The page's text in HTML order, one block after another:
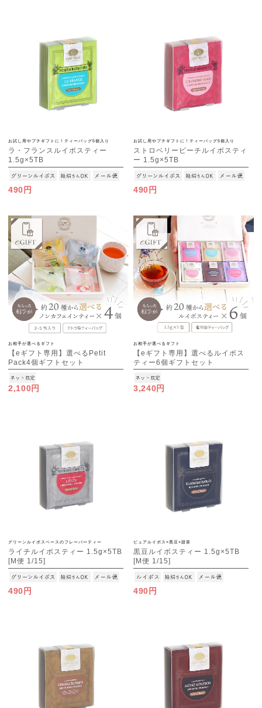
お試し用やプチギフトに！ティーバッグ5個入り
ラ・フランスルイボスティー
1.5g×5TB
[M便 1/15]
490円
お試し用やプチギフトに！ティーバッグ5個入り
ストロベリーピーチルイボスティ
ー 1.5g×5TB
[M便 1/15]
490円
お相手が選べるギフト
【eギフト専用】選べるPetit
Pack4個ギフトセット
2,100円
お相手が選べるギフト
【eギフト専用】選べるルイボス
ティー6個ギフトセット
3,240円
グリーンルイボスベースのフレーバーティー
ライチルイボスティー 1.5g×5TB
[M便 1/15]
490円
ピュアルイボス×黒豆×甜茶
黒豆ルイボスティー 1.5g×5TB
[M便 1/15]
490円